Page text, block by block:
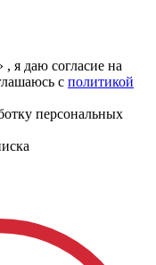
я даю согласие на
c политикой
персональных